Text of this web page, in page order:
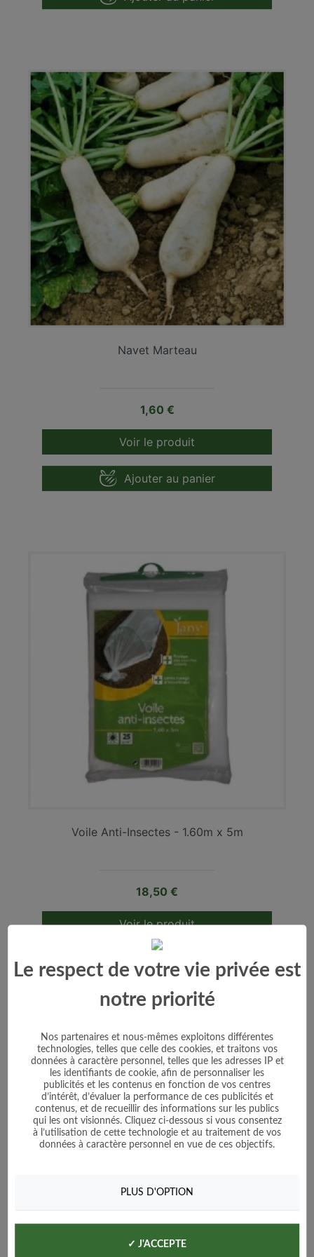
Navet Marteau
Prix
1,60 €
Voir le produit
Ajouter au panier
Voile Anti-Insectes - 1.60m x 5m
Prix
18,50 €
Voir le produit
Ajouter au panier
Le respect de votre vie privée est
notre priorité
Nos partenaires et nous-mêmes exploitons différentes
technologies, telles que celle des cookies, et traitons vos
données à caractère personnel, telles que les adresses IP et
les identifiants de cookie, afin de personnaliser les
publicités et les contenus en fonction de vos centres
d’intérêt, d’évaluer la performance de ces publicités et
contenus, et de recueillir des informations sur les publics
qui les ont visionnés. Cliquez ci-dessous si vous consentez
à l’utilisation de cette technologie et au traitement de vos
données à caractère personnel en vue de ces objectifs.
PLUS D'OPTION
✓ J'ACCEPTE